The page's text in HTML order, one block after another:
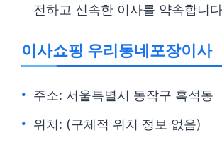
전하고 신속한 이사를 약속합니
이사쇼핑 우리동네포장이사
주소: 서울특별시 동작구 흑석동
위치: (구체적 위치 정보 없음)